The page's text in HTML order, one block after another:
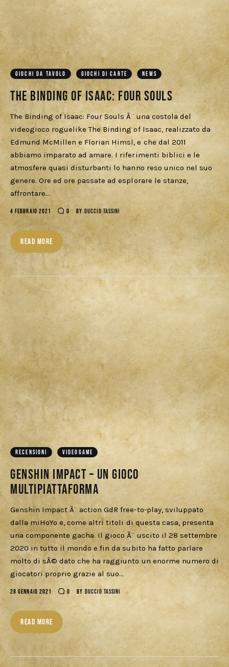
GIOCHI DA TAVOLO GIOCHI DI CARTE NEWS
The Binding of Isaac: Four Souls
The Binding of Isaac: Four Souls Ã¨ una costola del
videogioco roguelike The Binding of Isaac, realizzato da
Edmund McMillen e Florian Himsl, e che dal 2011
abbiamo imparato ad amare. I riferimenti biblici e le
atmosfere quasi disturbanti lo hanno reso unico nel suo
genere. Ore ed ore passate ad esplorare le stanze,
affrontare…
4 FEBBRAIO 2021 0 BY DUCCIO TASSINI
READ MORE
RECENSIONI VIDEOGAME
Genshin Impact – Un gioco
multipiattaforma
Genshin Impact Ã¨ action GdR free-to-play, sviluppato
dalla miHoYo e, come altri titoli di questa casa, presenta
una componente gacha. Il gioco Ã¨ uscito il 28 settembre
2020 in tutto il mondo e fin da subito ha fatto parlare
molto di sÃ© dato che ha raggiunto un enorme numero di
giocatori proprio grazie al suo…
28 GENNAIO 2021 0 BY DUCCIO TASSINI
READ MORE